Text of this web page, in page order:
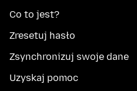
Co to jest?
Zresetuj hasło
Zsynchronizuj swoje dane
Uzyskaj pomoc